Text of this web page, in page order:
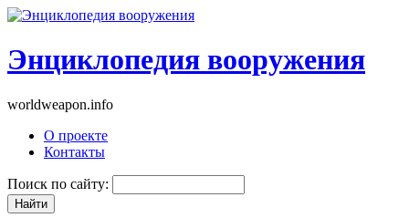
Энциклопедия вооружения
worldweapon.info
О проекте
Контакты
Поиск по сайту: